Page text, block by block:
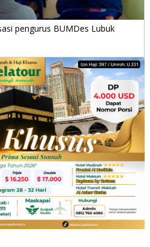
pengurus BUMDes Lubuk